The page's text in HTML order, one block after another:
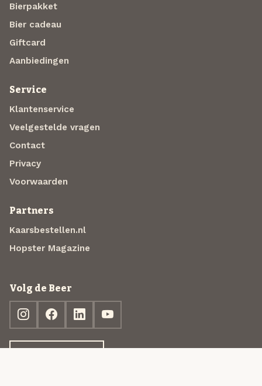
Bierpakket
Bier cadeau
Giftcard
Aanbiedingen
Service
Klantenservice
Veelgestelde vragen
Contact
Privacy
Voorwaarden
Partners
Kaarsbestellen.nl
Hopster Magazine
Volg de Beer